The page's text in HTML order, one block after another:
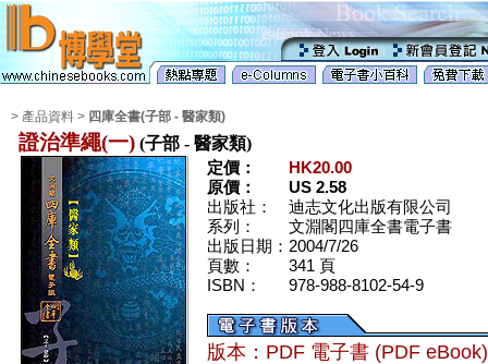
> 產品資料 > 四庫全書(子部 - 醫家類)
證治準繩(一) (子部 - 醫家類)
定價：
HK20.00
原價：
US 2.58
出版社：
迪志文化出版有限公司
系列：
文淵閣四庫全書電子書
出版日期： 2004/7/26
頁數：
341 頁
ISBN：
978-988-8102-54-9
版本：PDF 電子書 (PDF